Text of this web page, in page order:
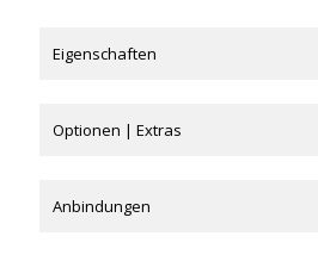
Eigenschaften
Optionen | Extras
Anbindungen